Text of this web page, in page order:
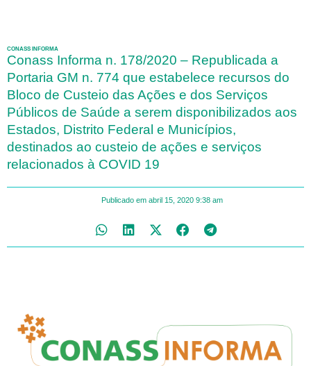
CONASS INFORMA
Conass Informa n. 178/2020 – Republicada a
Portaria GM n. 774 que estabelece recursos do
Bloco de Custeio das Ações e dos Serviços
Públicos de Saúde a serem disponibilizados aos
Estados, Distrito Federal e Municípios,
destinados ao custeio de ações e serviços
relacionados à COVID 19
Publicado em abril 15, 2020 9:38 am